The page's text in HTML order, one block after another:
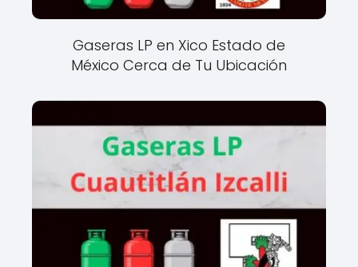
Gaseras LP en Xico Estado de
México Cerca de Tu Ubicación